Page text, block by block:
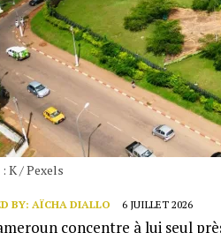
K / Pexels
BY: AÏCHA DIALLO 6 JUILLET 2026
concentre à lui seul